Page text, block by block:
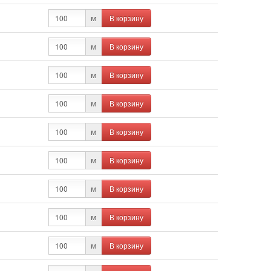
м В корзину
м В корзину
м В корзину
м В корзину
м В корзину
м В корзину
м В корзину
м В корзину
м В корзину